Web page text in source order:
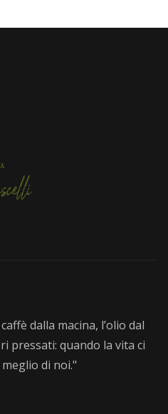
dalla macina, l’olio dal
pressati: quando la vita ci
di noi."